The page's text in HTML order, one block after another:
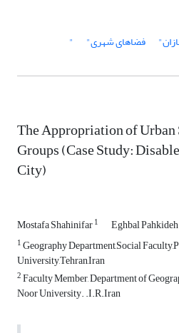
فضاهای شهری" "
The Appropriation of
Groups (Case Study:
City)
Mostafa Shahinifar1 Eghbal Pahkideh
1Geography Department,Social
University,Tehran,Iran
2Faculty Member, Department of
Noor University. .I.R.Iran